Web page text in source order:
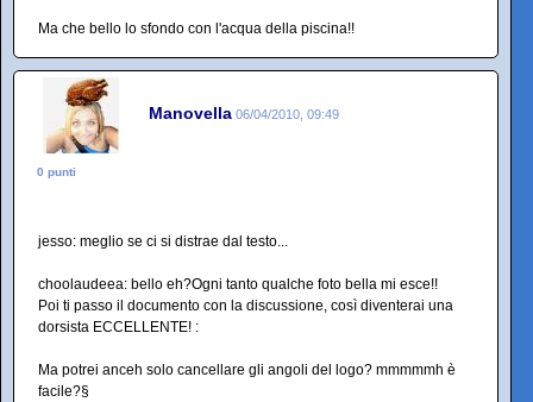
Ma che bello lo sfondo con l'acqua della piscina!!
Manovella 06/04/2010, 09:49
0 punti
jesso: meglio se ci si distrae dal testo...
choolaudeea: bello eh?Ogni tanto qualche foto bella mi esce!!
Poi ti passo il documento con la discussione, così diventerai una
dorsista ECCELLENTE! :
Ma potrei anceh solo cancellare gli angoli del logo? mmmmmh è
facile?§